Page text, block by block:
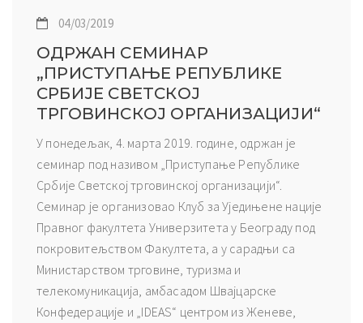
04/03/2019
ОДРЖАН СЕМИНАР
„ПРИСТУПАЊЕ РЕПУБЛИКЕ
СРБИЈЕ СВЕТСКОЈ
ТРГОВИНСКОЈ ОРГАНИЗАЦИЈИ“
У понедељак, 4. марта 2019. године, одржан је
семинар под називом „Приступање Републике
Србије Светској трговинској организацији“.
Семинар је организовао Клуб за Уједињене нације
Правног факултета Универзитета у Београду под
покровитељством Факултета, а у сарадњи са
Министарством трговине, туризма и
телекомуникација, амбасадом Швајцарске
Конфедерације и „IDEAS“ центром из Женеве,